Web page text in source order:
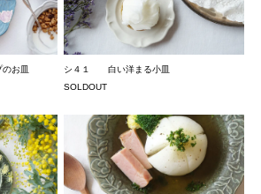
お皿
シ４１ 白い洋まる小皿
SOLDOUT